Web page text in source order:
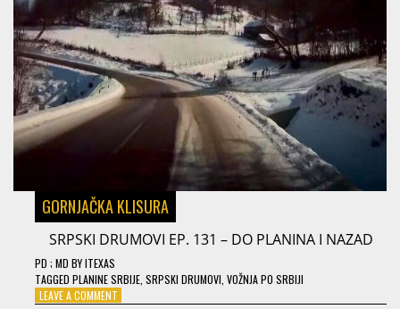
GORNJAČKA KLISURA
SRPSKI DRUMOVI EP. 131 – DO PLANINA I NAZAD
PD ; MD BYITEXAS
TAGGED PLANINE SRBIJE SRPSKI DRUMOVI VOŽNJA PO SRBIJI
LEAVE A COMMENT